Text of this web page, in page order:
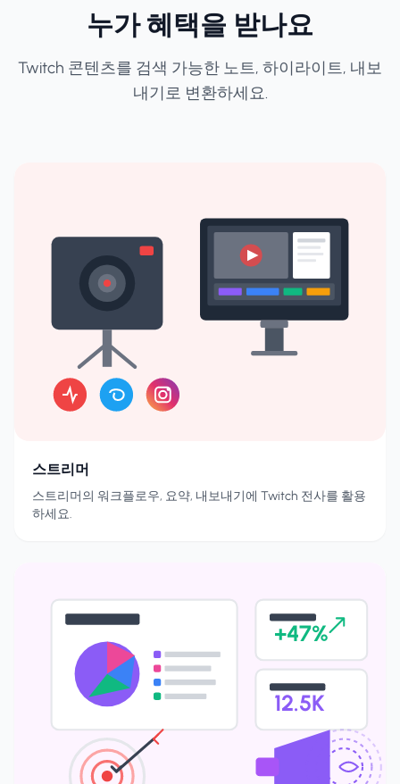
누가 혜택을 받나요
Twitch 콘텐츠를 검색 가능한 노트, 하이라이트, 내보
내기로 변환하세요.
스트리머
스트리머의 워크플로우, 요약, 내보내기에 Twitch 전사를 활용
하세요.
+47%
12.5K